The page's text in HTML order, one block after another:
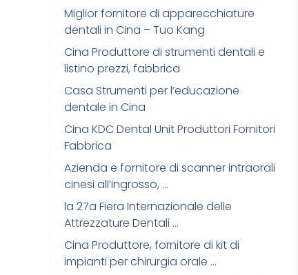
Miglior fornitore di apparecchiature
dentali in Cina – Tuo Kang
Cina Produttore di strumenti dentali e
listino prezzi, fabbrica
Casa Strumenti per l’educazione
dentale in Cina
Cina KDC Dental Unit Produttori Fornitori
Fabbrica
Azienda e fornitore di scanner intraorali
cinesi all’ingrosso, …
la 27a Fiera Internazionale delle
Attrezzature Dentali …
Cina Produttore, fornitore di kit di
impianti per chirurgia orale …